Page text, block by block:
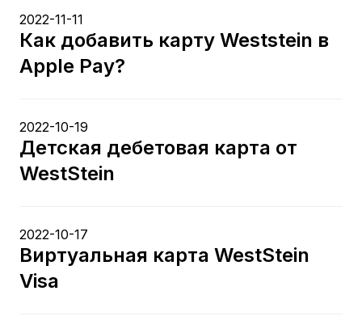
2022-11-11
Как добавить карту Weststein в
Apple Pay?
2022-10-19
Детская дебетовая карта от
WestStein
2022-10-17
Виртуальная карта WestStein
Visa